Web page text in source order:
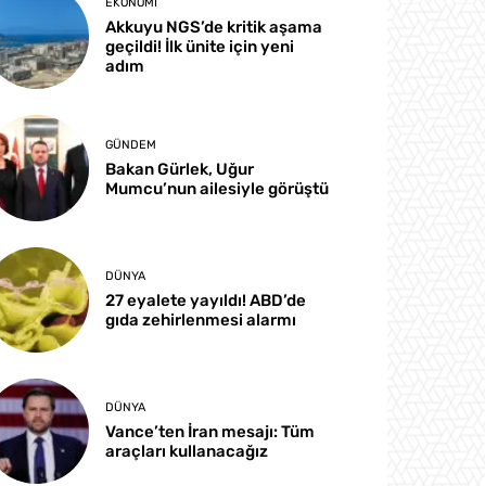
EKONOMI
Akkuyu NGS’de kritik aşama
geçildi! İlk ünite için yeni
adım
GÜNDEM
Bakan Gürlek, Uğur
Mumcu’nun ailesiyle görüştü
DÜNYA
27 eyalete yayıldı! ABD’de
gıda zehirlenmesi alarmı
DÜNYA
Vance’ten İran mesajı: Tüm
araçları kullanacağız